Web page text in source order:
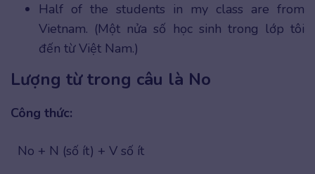
Half of the students in my class are from
Vietnam. (Một nửa số học sinh trong lớp tôi
đến từ Việt Nam.)
Lượng từ trong câu là No
Công thức:
No + N (số ít) + V số ít